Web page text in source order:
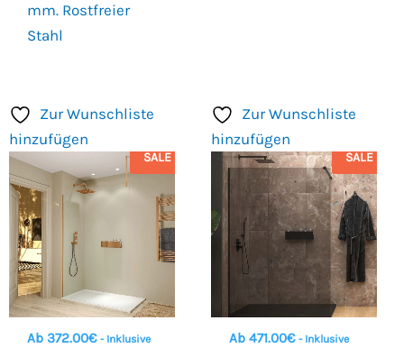
mm. Rostfreier
Stahl
Zur Wunschliste
hinzufügen
SALE
Ab 372.00€ - Inklusive
Zur Wunschliste
hinzufügen
SALE
Ab 471.00€ - Inklusive